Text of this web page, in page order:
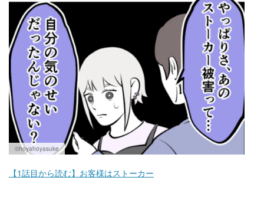
トレンド・イベント
©hoyahoyasuke
【1話目から読む】お客様はストーカー